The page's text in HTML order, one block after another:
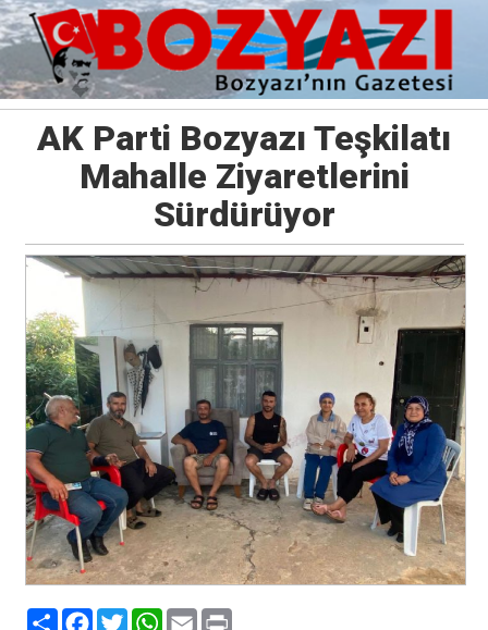
AK Parti Bozyazı Teşkilatı
Mahalle Ziyaretlerini
Sürdürüyor
PaylaşFacebook
TwitterWhatsApp
EmailPrint